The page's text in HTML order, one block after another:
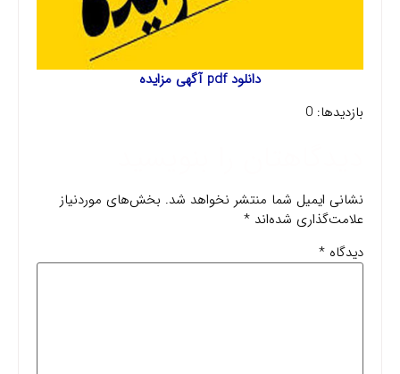
دانلود pdf آگهی مزایده
بازدیدها: 0
نشانی ایمیل شما منتشر نخواهد شد. بخش‌های موردنیاز
علامت‌گذاری شده‌اند *
دیدگاه *